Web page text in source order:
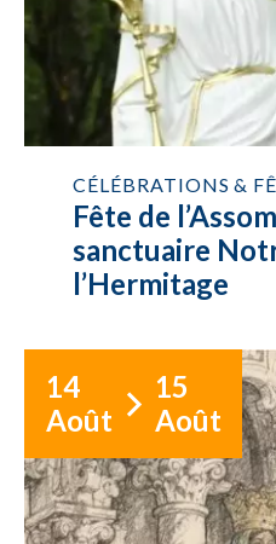
CÉLÉBRATIONS &
Fête de
sanctuaire
l’Hermitage
14
Août
15
Août